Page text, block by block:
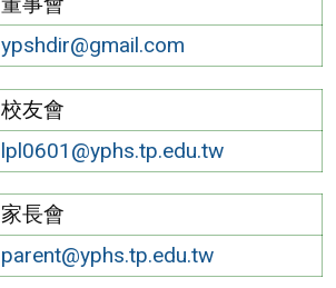
ypshdir@gmail.com
校友會
lpl0601@yphs.tp.edu.tw
家長會
parent@yphs.tp.edu.tw